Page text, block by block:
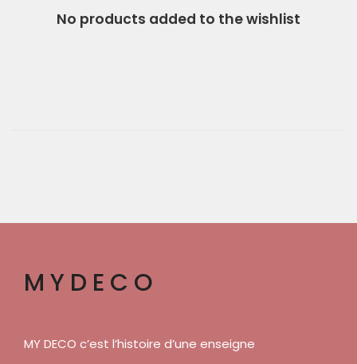
No products added to the wishlist
MYDECO
MY DECO c’est l’histoire d’une enseigne